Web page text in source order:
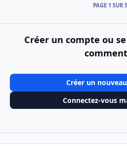
PAGE 1 SUR 5
Créer un compte ou
Créer un
Connectez-vous